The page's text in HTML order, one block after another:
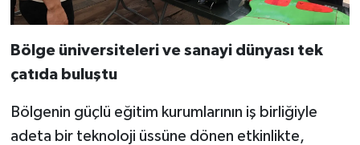
Bölge üniversiteleri ve sanayi dünyası tek
çatıda buluştu
Bölgenin güçlü eğitim kurumlarının iş birliğiyle
adeta bir teknoloji üssüne dönen etkinlikte,